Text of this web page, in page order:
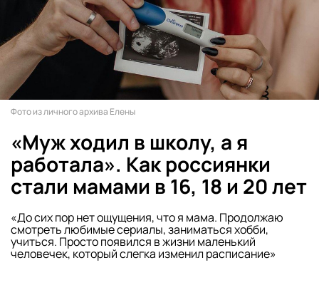
Фото из личного архива Елены
«Муж ходил в школу, а я
работала». Как россиянки
стали мамами в 16, 18 и 20 лет
«До сих пор нет ощущения, что я мама. Продолжаю
смотреть любимые сериалы, заниматься хобби,
учиться. Просто появился в жизни маленький
человечек, который слегка изменил расписание»